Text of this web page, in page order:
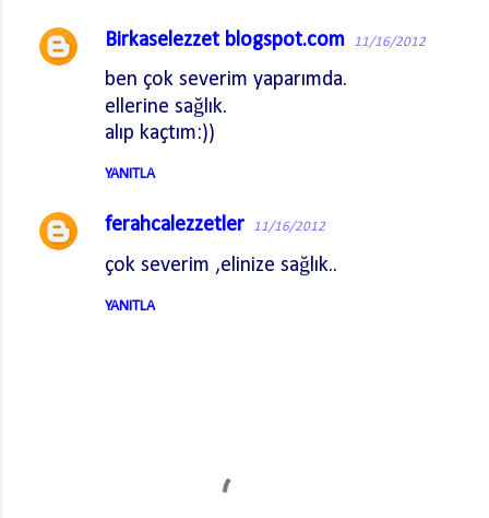
Birkaselezzet blogspot.com 11/16/2012
ben çok severim yaparımda.
ellerine sağlık.
alıp kaçtım:))
YANITLA
ferahcalezzetler 11/16/2012
çok severim ,elinize sağlık..
YANITLA